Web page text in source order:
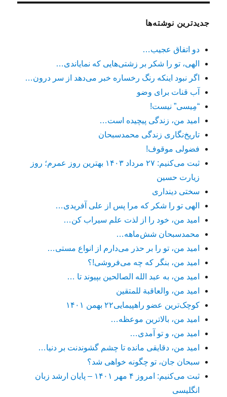
جدیدترین نوشته‌ها
دو اتفاق عجیب…
الهی، تو را شکر بر زشتی‌هایی که نمایاندی…
اگر نبود اینکه رنگ رخساره خبر می‌دهد از سر درون…
آب قنات برای وضو
“مِیسی” نیست!
امید من، زندگی پیچیده است…
تاریخ‌نگاری زندگی محمدسبحان
فضولی موقوف!
ثبت می‌کنیم: ۲۷ مرداد ۱۴۰۳ بهترین روز عمرم؛ روز
زیارت حسین
سختی دینداری
الهی تو را شکر که مرا پس از علی آفریدی…
امید من، خود را از لذت علم سیراب کن…
محمدسبحان شش‌ماهه…
امید من، تو را بر حذر می‌دارم از انواع مستی…
امید من، بنگر که چه می‌فروشی!؟
امید من، به عبد الله الصالحین بپیوند تا …
امید من، والعاقبة للمتقین
کوچک‌ترین عضو راهپیمایی۲۲ بهمن ۱۴۰۱
امید من، بالاترین موعظه…
امید من، و تو آمدی…
امید من، دقایقی مانده تا چشم گشوندنت بر دنیا…
سبحان جان، تو چگونه خواهی شد؟
ثبت می‌کنیم: امروز ۴ مهر ۱۴۰۱ – پایان ارشد زبان
انگلیسی